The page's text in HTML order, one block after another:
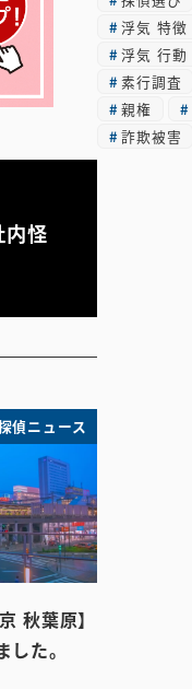
内怪
偵ニュース
秋葉原】
た。
浮気 特徴
浮気 行動
素行調査
親権
詐欺被害